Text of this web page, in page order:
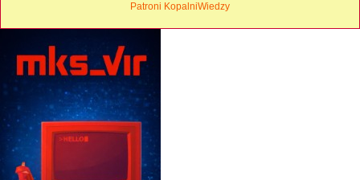
Patroni KopalniWiedzy